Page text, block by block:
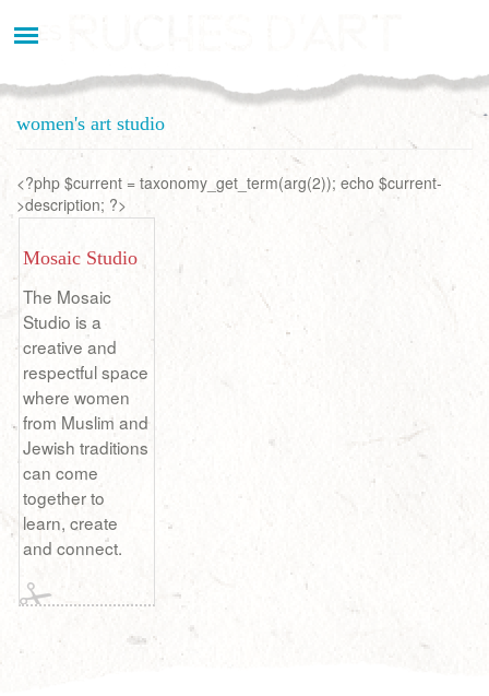
au
women's art studio
<?php $current = taxonomy_get_term(arg(2)); echo $current-
>description; ?>
Mosaic Studio
The Mosaic
Studio is a
creative and
respectful space
where women
from Muslim and
Jewish traditions
can come
together to
learn, create
and connect.